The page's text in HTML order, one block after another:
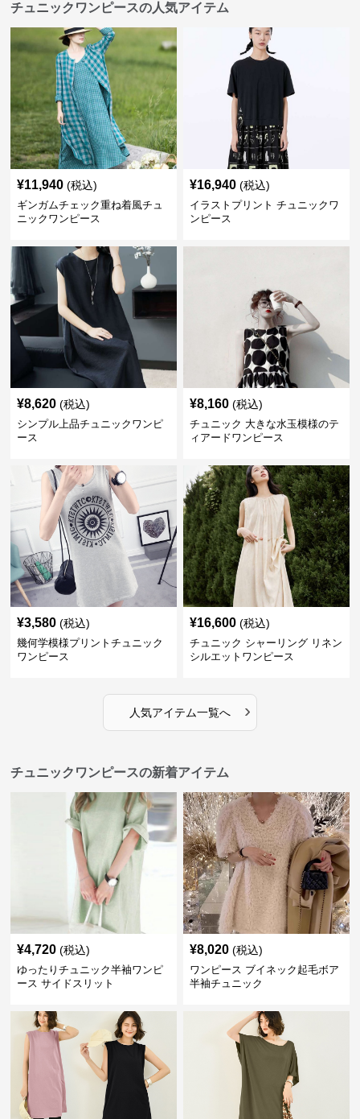
チュニックワンピースの人気アイテム
¥11,940 (税込)
ギンガムチェック重ね着風チュ
ニックワンピース
¥16,940 (税込)
イラストプリント チュニックワ
ンピース
¥8,620 (税込)
シンプル上品チュニックワンピ
ース
¥8,160 (税込)
チュニック 大きな水玉模様のテ
ィアードワンピース
¥3,580 (税込)
幾何学模様プリントチュニック
ワンピース
¥16,600 (税込)
チュニック シャーリング リネン
シルエットワンピース
人気アイテム一覧へ ›
チュニックワンピースの新着アイテム
¥4,720 (税込)
ゆったりチュニック半袖ワンピ
ース サイドスリット
¥8,020 (税込)
ワンピース ブイネック起毛ボア
半袖チュニック